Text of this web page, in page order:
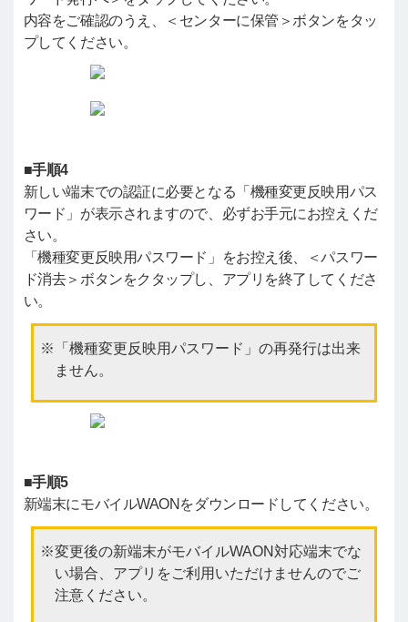
内容をご確認のうえ、＜センターに保管＞ボタンをタッ
プしてください。
■手順4
新しい端末での認証に必要となる「機種変更反映用パス
ワード」が表示されますので、必ずお手元にお控えくだ
さい。
「機種変更反映用パスワード」をお控え後、＜パスワー
ド消去＞ボタンをクタップし、アプリを終了してくださ
い。
「機種変更反映用パスワード」の再発行は出来
ません。
■手順5
新端末にモバイルWAONをダウンロードしてください。
変更後の新端末がモバイルWAON対応端末でな
い場合、アプリをご利用いただけませんのでご
注意ください。